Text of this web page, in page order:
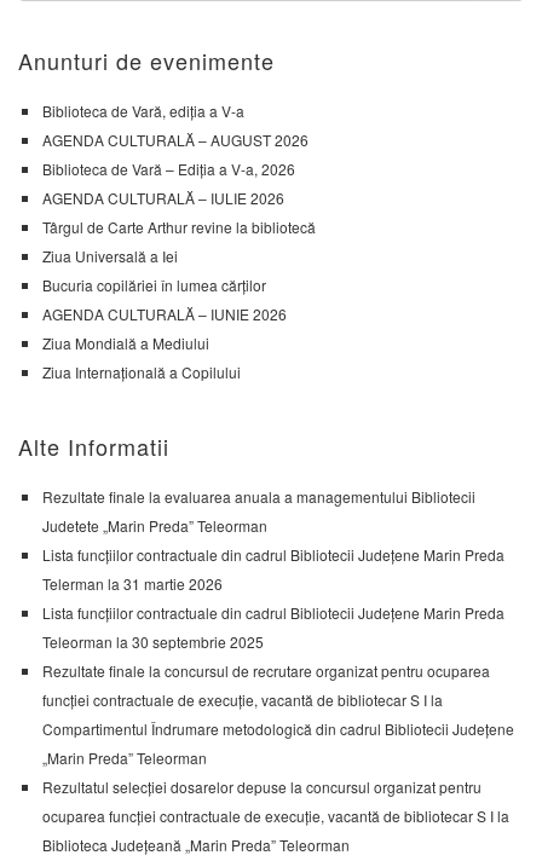
Anunturi de evenimente
Biblioteca de Vară, ediția a V-a
AGENDA CULTURALĂ – AUGUST 2026
Biblioteca de Vară – Ediția a V-a, 2026
AGENDA CULTURALĂ – IULIE 2026
Târgul de Carte Arthur revine la bibliotecă
Ziua Universală a Iei
Bucuria copilăriei în lumea cărților
AGENDA CULTURALĂ – IUNIE 2026
Ziua Mondială a Mediului
Ziua Internațională a Copilului
Alte Informatii
Rezultate finale la evaluarea anuala a managementului Bibliotecii
Judetete „Marin Preda” Teleorman
Lista funcțiilor contractuale din cadrul Bibliotecii Județene Marin Preda
Telerman la 31 martie 2026
Lista funcțiilor contractuale din cadrul Bibliotecii Județene Marin Preda
Teleorman la 30 septembrie 2025
Rezultate finale la concursul de recrutare organizat pentru ocuparea
funcției contractuale de execuție, vacantă de bibliotecar S I la
Compartimentul Îndrumare metodologică din cadrul Bibliotecii Județene
„Marin Preda” Teleorman
Rezultatul selecției dosarelor depuse la concursul organizat pentru
ocuparea funcției contractuale de execuție, vacantă de bibliotecar S I la
Biblioteca Județeană „Marin Preda” Teleorman